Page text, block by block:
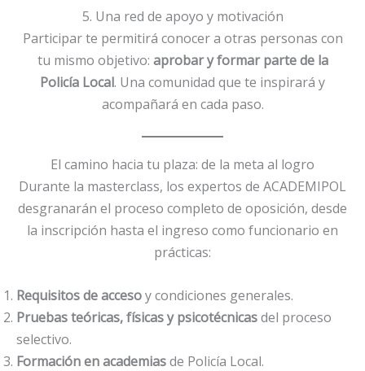
5. Una red de apoyo y motivación
Participar te permitirá conocer a otras personas con
tu mismo objetivo: aprobar y formar parte de la
Policía Local. Una comunidad que te inspirará y
acompañará en cada paso.
El camino hacia tu plaza: de la meta al logro
Durante la masterclass, los expertos de ACADEMIPOL
desgranarán el proceso completo de oposición, desde
la inscripción hasta el ingreso como funcionario en
prácticas:
Requisitos de accesoy condiciones generales.
Pruebas teóricas, físicas y psicotécnicasdel proceso
selectivo.
Formación en academiasde Policía Local.